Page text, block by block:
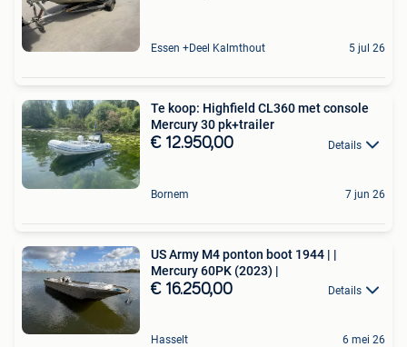
Essen +Deel Kalmthout 5 jul 26
Te koop: Highfield CL360 met console
Mercury 30 pk+trailer
€ 12.950,00 Details
Bornem 7 jun 26
US Army M4 ponton boot 1944 | |
Mercury 60PK (2023) |
€ 16.250,00 Details
Hasselt 6 mei 26